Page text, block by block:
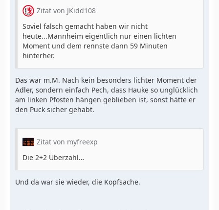
Zitat von JKidd108
Soviel falsch gemacht haben wir nicht
heute...Mannheim eigentlich nur einen lichten
Moment und dem rennste dann 59 Minuten
hinterher.
Das war m.M. Nach kein besonders lichter Moment der
Adler, sondern einfach Pech, dass Hauke so unglücklich
am linken Pfosten hängen geblieben ist, sonst hätte er
den Puck sicher gehabt.
Zitat von myfreexp
Die 2+2 Überzahl…
Und da war sie wieder, die Kopfsache.